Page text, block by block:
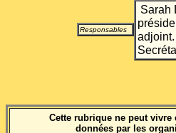
Responsables
Sarah
Cette rubrique ne peut
données par les